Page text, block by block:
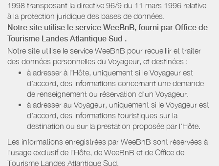
1998 transposant la directive 96/9 du 11 mars 1996 relative
à la protection juridique des bases de données.
Notre site utilise le service WeeBnB, fourni par Office de
Tourisme Landes Atlantique Sud .
Notre site utilise le service WeeBnB pour recueillir et traiter
des données personnelles du Voyageur, et destinées :
à adresser à l'Hôte, uniquement si le Voyageur est
d'accord, des informations concernant une demande
de renseignement ou réservation d'un Voyageur.
à adresser au Voyageur, uniquement si le Voyageur est
d'accord, des informations touristiques sur la
destination ou sur la prestation proposée par l'Hôte.
Les informations enregistrées par WeeBnB sont réservées à
l’usage exclusif de l’Hôte, de WeeBnB et de Office de
Tourisme Landes Atlantique Sud.